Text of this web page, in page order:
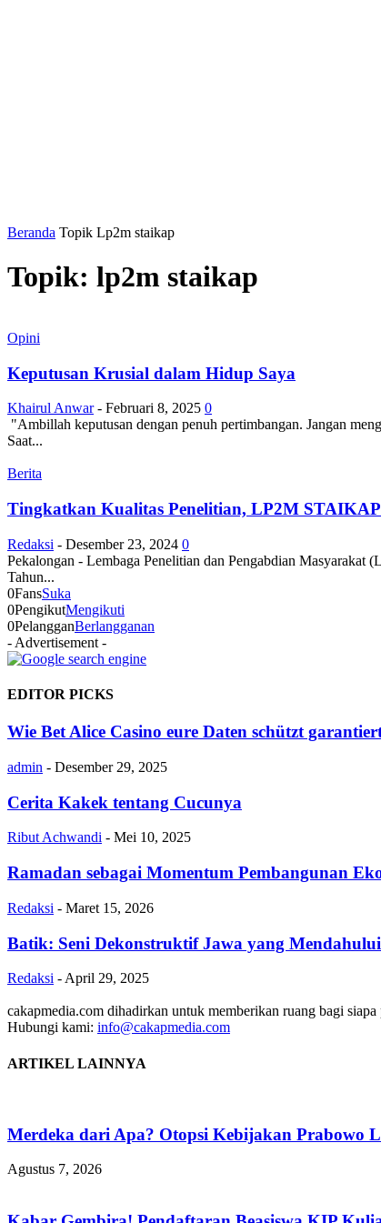
Beranda Topik Lp2m staikap
Topik: lp2m staikap
Opini
Keputusan Krusial dalam Hidup Saya
Khairul Anwar - Februari 8, 2025 0
"Ambillah keputusan dengan penuh pertimbangan. Jangan
Saat...
Berita
Tingkatkan Kualitas Penelitian, LP2M
Redaksi - Desember 23, 2024 0
Pekalongan - Lembaga Penelitian dan Pengabdian
Tahun...
0FansSuka
0PengikutMengikuti
0PelangganBerlangganan
- Advertisement -
EDITOR PICKS
Wie Bet Alice Casino eure Daten schützt
admin - Desember 29, 2025
Cerita Kakek tentang Cucunya
Ribut Achwandi - Mei 10, 2025
Ramadan sebagai Momentum Pembangunan
Redaksi - Maret 15, 2026
Batik: Seni Dekonstruktif Jawa yang
Redaksi - April 29, 2025
cakapmedia.com dihadirkan untuk memberikan ruang bagi
Hubungi kami: info@cakapmedia.com
ARTIKEL LAINNYA
Merdeka dari Apa? Otopsi Kebijakan Prabowo
Agustus 7, 2026